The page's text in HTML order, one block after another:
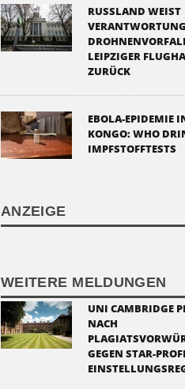
RUSSLAND WEIST
LEIPZIGER
ZURÜCK
EBOLA-EPIDEMIE
KONGO: WHO
IMPFSTOFFTESTS
ANZEIGE
WEITERE MELDUNGEN
UNI CAMBRIDGE
NACH
GEGEN STAR-